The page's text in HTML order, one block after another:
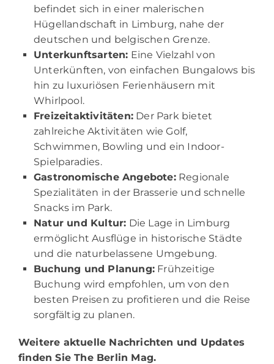
befindet sich in einer malerischen
Hügellandschaft in Limburg, nahe der
deutschen und belgischen Grenze.
Unterkunftsarten: Eine Vielzahl von
Unterkünften, von einfachen Bungalows bis
hin zu luxuriösen Ferienhäusern mit
Whirlpool.
Freizeitaktivitäten: Der Park bietet
zahlreiche Aktivitäten wie Golf,
Schwimmen, Bowling und ein Indoor-
Spielparadies.
Gastronomische Angebote:Regionale
Spezialitäten in der Brasserie und schnelle
Snacks im Park.
Natur und Kultur: Die Lage in Limburg
ermöglicht Ausflüge in historische Städte
und die naturbelassene Umgebung.
Buchung und Planung: Frühzeitige
Buchung wird empfohlen, um von den
besten Preisen zu profitieren und die Reise
sorgfältig zu planen.
Weitere aktuelle Nachrichten und Updates
finden SieThe Berlin Mag.